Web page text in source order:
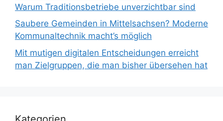
Warum Traditionsbetriebe unverzichtbar sind
Saubere Gemeinden in Mittelsachsen? Moderne
Kommunaltechnik macht’s möglich
Mit mutigen digitalen Entscheidungen erreicht
man Zielgruppen, die man bisher übersehen hat